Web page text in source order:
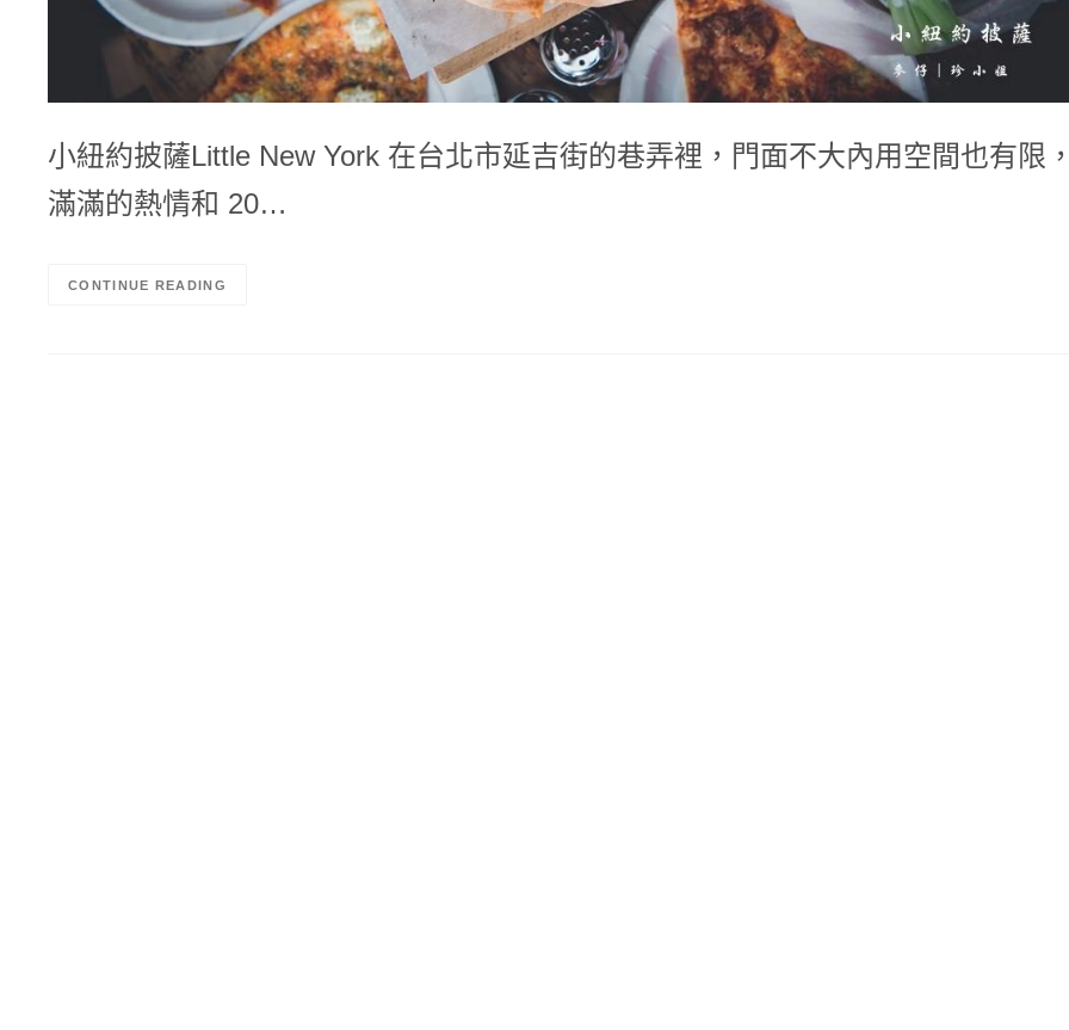
小紐約披薩Little New York 在台北市延吉街的巷弄裡，門面不大內用空間也有限
滿滿的熱情和 20…
CONTINUE READING